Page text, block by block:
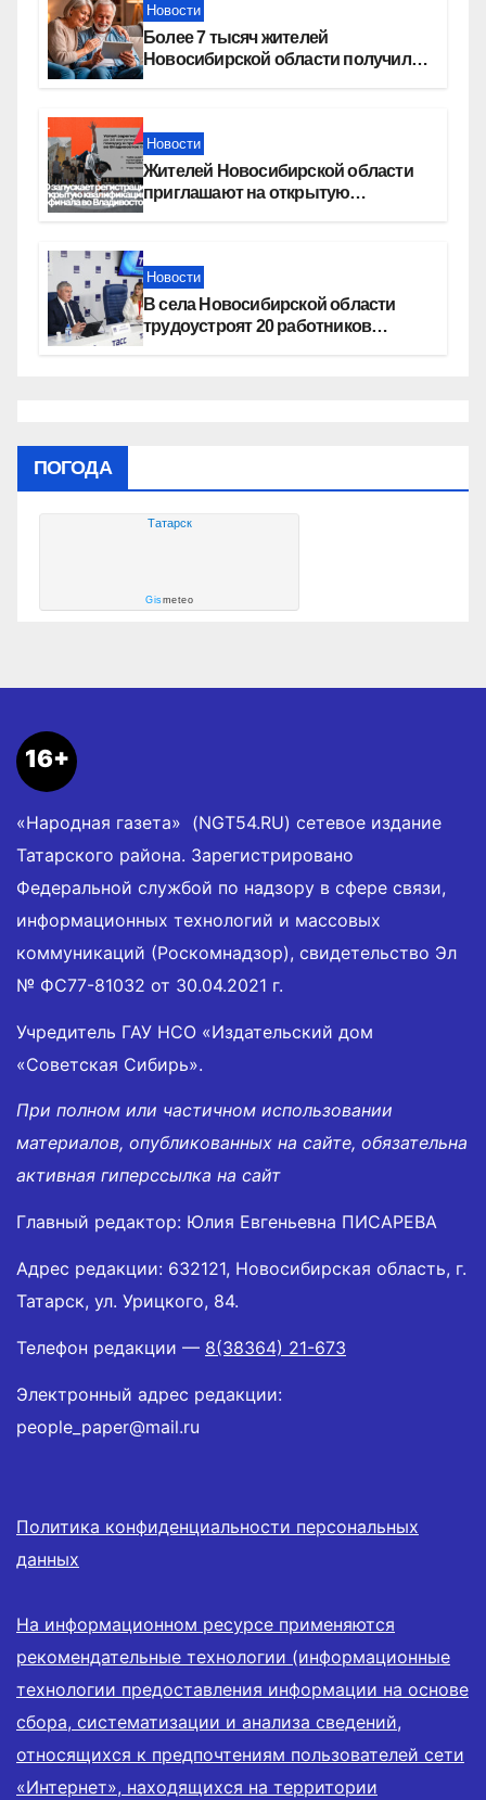
Новости
Более 7 тысяч жителей
Новосибирской области получили
Новости
Жителей Новосибирской области
приглашают на открытую
Новости
В села Новосибирской области
трудоустроят 20 работников
ПОГОДА
Татарск
Gismeteo
16+
«Народная газета» (NGT54.RU) сетевое издание
Татарского района. Зарегистрировано
Федеральной службой по надзору в сфере связи,
информационных технологий и массовых
коммуникаций (Роскомнадзор), свидетельство Эл
№ ФС77-81032 от 30.04.2021 г.
Учредитель ГАУ НСО «Издательский дом
«Советская Сибирь».
При полном или частичном использовании
материалов, опубликованных на сайте, обязательна
активная гиперссылка на сайт
Главный редактор: Юлия Евгеньевна ПИСАРЕВА
Адрес редакции: 632121, Новосибирская область, г.
Татарск, ул. Урицкого, 84.
Телефон редакции — 8(38364) 21-673
Электронный адрес редакции:
people_paper@mail.ru
Политика конфиденциальности персональных
данных
На информационном ресурсе применяются
рекомендательные технологии (информационные
технологии предоставления информации на основе
сбора, систематизации и анализа сведений,
относящихся к предпочтениям пользователей сети
«Интернет», находящихся на территории